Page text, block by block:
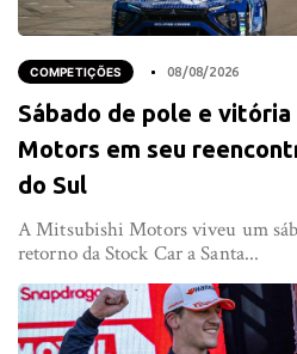
COMPETIÇÕES 08/08/2026
Sábado de pole e
Motors em seu
do Sul
A Mitsubishi Motors viveu um
retorno da Stock Car a Santa...